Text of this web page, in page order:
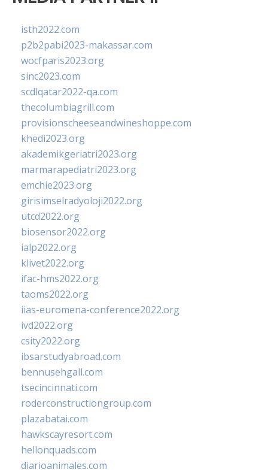
isth2022.com
p2b2pabi2023-makassar.com
wocfparis2023.org
sinc2023.com
scdlqatar2022-qa.com
thecolumbiagrill.com
provisionscheeseandwineshoppe.com
khedi2023.org
akademikgeriatri2023.org
marmarapediatri2023.org
emchie2023.org
girisimselradyoloji2022.org
utcd2022.org
biosensor2022.org
ialp2022.org
klivet2022.org
ifac-hms2022.org
taoms2022.org
iias-euromena-conference2022.org
ivd2022.org
csity2022.org
ibsarstudyabroad.com
bennusehgall.com
tsecincinnati.com
roderconstructiongroup.com
plazabatai.com
hawkscayresort.com
hellonquads.com
diarioanimales.com